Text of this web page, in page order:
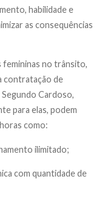
habilidade e
as consequências
femininas no trânsito,
contratação de
Cardoso,
para elas, podem
como:
ilimitado;
com quantidade de